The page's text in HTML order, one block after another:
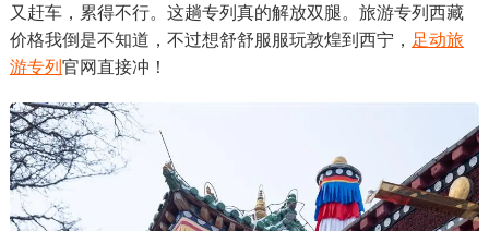
又赶车，累得不行。这趟专列真的解放双腿。旅游专列西藏
价格我倒是不知道，不过想舒舒服服玩敦煌到西宁， 足动旅
游专列 官网直接冲！